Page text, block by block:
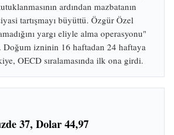
ardından mazbatanın
tartışmayı büyüttü. Özgür Özel
yargı eliyle alma operasyonu"
izninin 16 haftadan 24 haftaya
OECD sıralamasında ilk ona girdi.
37, Dolar 44,97